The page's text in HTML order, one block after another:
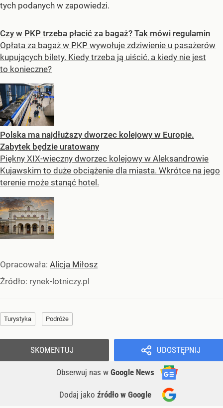
tych podanych w zapowiedzi.
Czy w PKP trzeba płacić za bagaż? Tak mówi regulamin
Opłata za bagaż w PKP wywołuje zdziwienie u pasażerów
kupujących bilety. Kiedy trzeba ją uiścić, a kiedy nie jest
to konieczne?
Polska ma najdłuższy dworzec kolejowy w Europie.
Zabytek będzie uratowany
Piękny XIX-wieczny dworzec kolejowy w Aleksandrowie
Kujawskim to duże obciążenie dla miasta. Wkrótce na jego
terenie może stanąć hotel.
Opracowała: Alicja Miłosz
Źródło: rynek-lotniczy.pl
Turystyka Podróże
UDOSTĘPNIJ
Obserwuj nas w Google News
Dodaj jako źródło w Google
SKOMENTUJ